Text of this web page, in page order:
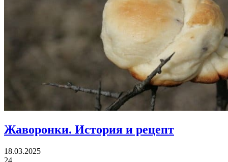
Жаворонки. История и рецепт
18.03.2025
24